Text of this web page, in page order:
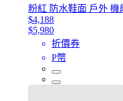
粉紅 防水鞋面 戶外 機
$4,188
$5,980
折價券
P幣